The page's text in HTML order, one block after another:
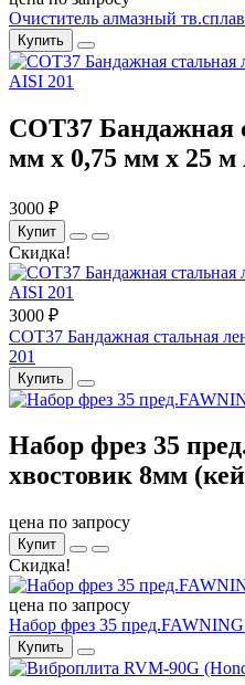
Очиститель алмазный
Купить
COT37 Бандажная
мм x 0,75 мм x 25 м
3000 ₽
Купит
Скидка!
3000 ₽
COT37 Бандажная стальная
201
Купить
Набор фрез 35
хвостовик 8мм
цена по запросу
Купит
Скидка!
цена по запросу
Набор фрез 35
Купить